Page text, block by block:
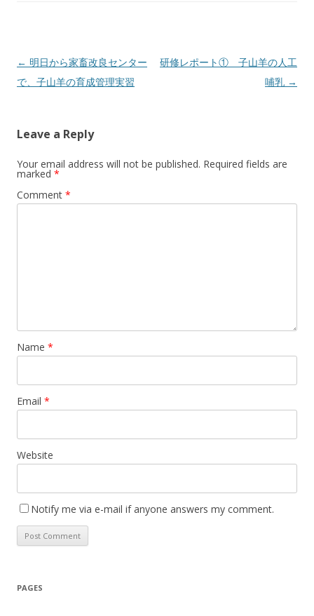
Post
navigation
← 明日から家畜改良センター
で、子山羊の育成管理実習
研修レポート① 子山羊の人工
哺乳 →
Leave a Reply
Your email address will not be published. Required fields are
marked *
Comment *
Name *
Email *
Website
Notify me via e-mail if anyone answers my comment.
PAGES